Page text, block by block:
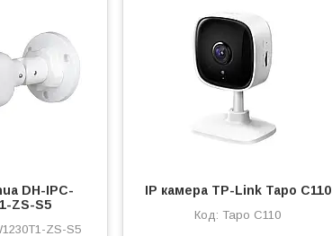
DH-IPC-
ZS-S5
ZS-S5
IP камера TP-Link Tapo C110
Tapo C110